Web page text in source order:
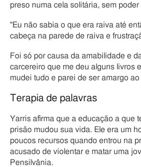
preso numa cela solitária, sem poder
"Eu não sabia o que era raiva até
cabeça na parede de raiva e
Foi só por causa da amabilidade e
carcereiro que me deu alguns livros
mudei tudo e parei de ser amargo
Terapia de palavras
Yarris afirma que a educação a que
prisão mudou sua vida. Ele era um
poucos recursos quando entrou na
acusado de violentar e matar uma
Pensilvânia.